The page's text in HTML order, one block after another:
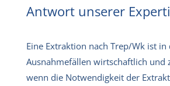
Antwort unserer
Eine Extraktion nach Trep/Wk ist in
Ausnahmefällen wirtschaftlich und
wenn die Notwendigkeit der